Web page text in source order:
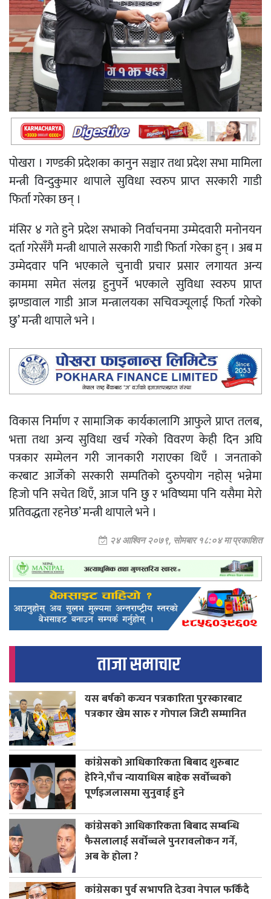
पोखरा । गण्डकी प्रदेशका कानुन सञ्चार तथा प्रदेश सभा मामिला
मन्त्री विन्दुकुमार थापाले सुविधा स्वरुप प्राप्त सरकारी गाडी
फिर्ता गरेका छन् ।
मंसिर ४ गते हुने प्रदेश सभाको निर्वाचनमा उम्मेदवारी मनोनयन
दर्ता गरेसँगै मन्त्री थापाले सरकारी गाडी फिर्ता गरेका हुन् । अब म
उम्मेदवार पनि भएकाले चुनावी प्रचार प्रसार लगायत अन्य
काममा समेत संलग्न हुनुपर्ने भएकाले सुविधा स्वरुप प्राप्त
झण्डावाल गाडी आज मन्त्रालयका सचिवज्यूलाई फिर्ता गरेको
छु’ मन्त्री थापाले भने ।
विकास निर्माण र सामाजिक कार्यकालागि आफुले प्राप्त तलब,
भत्ता तथा अन्य सुविधा खर्च गरेको विवरण केही दिन अघि
पत्रकार सम्मेलन गरी जानकारी गराएका थिएँ । जनताको
करबाट आर्जेको सरकारी सम्पतिको दुरुपयोग नहोस् भन्नेमा
हिजो पनि सचेत थिएँ, आज पनि छु र भविष्यमा पनि यसैमा मेरो
प्रतिवद्धता रहनेछ’ मन्त्री थापाले भने ।
२४ आश्विन २०७९, सोमबार १८:०४ मा प्रकाशित
ताजा समाचार
यस बर्षको कन्चन पत्रकारिता पुरस्कारबाट
पत्रकार खेम सारु र गोपाल जिटी सम्मानित
कांग्रेसको आधिकारिकता बिबाद शुरुबाट
हेरिने,पाँच न्यायाधिस बाहेक सर्वोच्चको
पूर्णइजलासमा सुनुवाई हुने
कांग्रेसको आधिकारिकता बिबाद सम्बन्धि
फैसलालाई सर्वोच्चले पुनरावलोकन गर्ने,
अब के होला ?
कांग्रेसका पुर्व सभापति देउवा नेपाल फर्किंदै